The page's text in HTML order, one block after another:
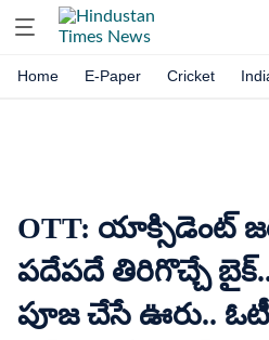
Home E-Paper Cricket
OTT: యాక్సిడెంట్
పదేపదే తిరిగొచ్చే
పూజ చేసే ఊరు..